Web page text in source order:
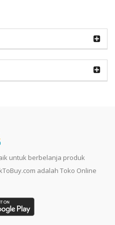
untuk berbelanja produk
adalah Toko Online